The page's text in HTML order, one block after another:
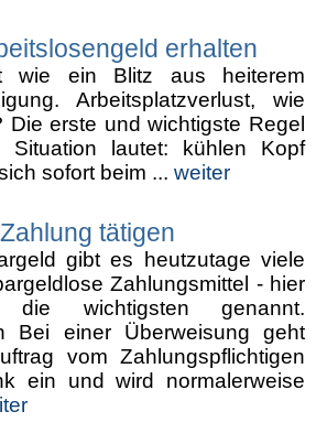
erhalten
wie ein Blitz aus heiterem
Arbeitsplatzverlust, wie
Die erste und wichtigste Regel
lautet: kühlen Kopf
sofort beim ... weiter
tätigen
gibt es heutzutage viele
Zahlungsmittel - hier
wichtigsten genannt.
Bei einer Überweisung geht
vom Zahlungspflichtigen
ein und wird normalerweise